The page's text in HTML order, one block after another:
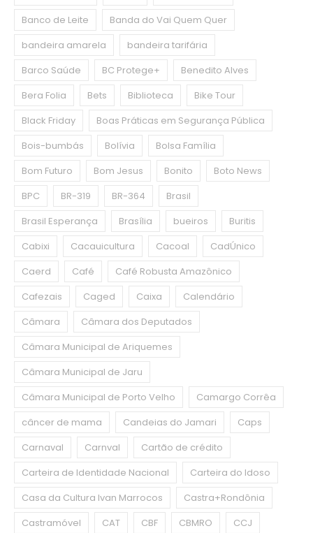
Banco de Leite
Banda do Vai Quem Quer
bandeira amarela
bandeira tarifária
Barco Saúde
BC Protege+
Benedito Alves
Bera Folia
Bets Biblioteca
Bike Tour
Black Friday
Boas Práticas em Segurança Pública
Bois-bumbás
Bolívia
Bolsa Família
Bom Futuro
Bom Jesus Bonito
Boto News
BPC
BR-319 BR-364
Brasil
Brasil Esperança
Brasília bueiros
Buritis
Cabixi
Cacauicultura Cacoal
CadÚnico
Caerd
Café
Café Robusta Amazônico
Cafezais
Caged Caixa
Calendário
Câmara
Câmara dos Deputados
Câmara Municipal de Ariquemes
Câmara Municipal de Jaru
Câmara Municipal de Porto Velho
Camargo Corrêa
câncer de mama
Candeias do Jamari
Caps
Carnaval
Carnval
Cartão de crédito
Carteira de Identidade Nacional
Carteira do Idoso
Casa da Cultura Ivan Marrocos
Castra+Rondônia
Castramóvel
CAT CBF CBMRO
CCJ